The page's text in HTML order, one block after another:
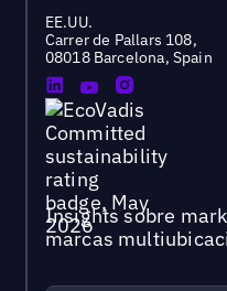
EE.UU.
Carrer de Pallars 108,
08018 Barcelona, Spain
Insights sobre
marcas